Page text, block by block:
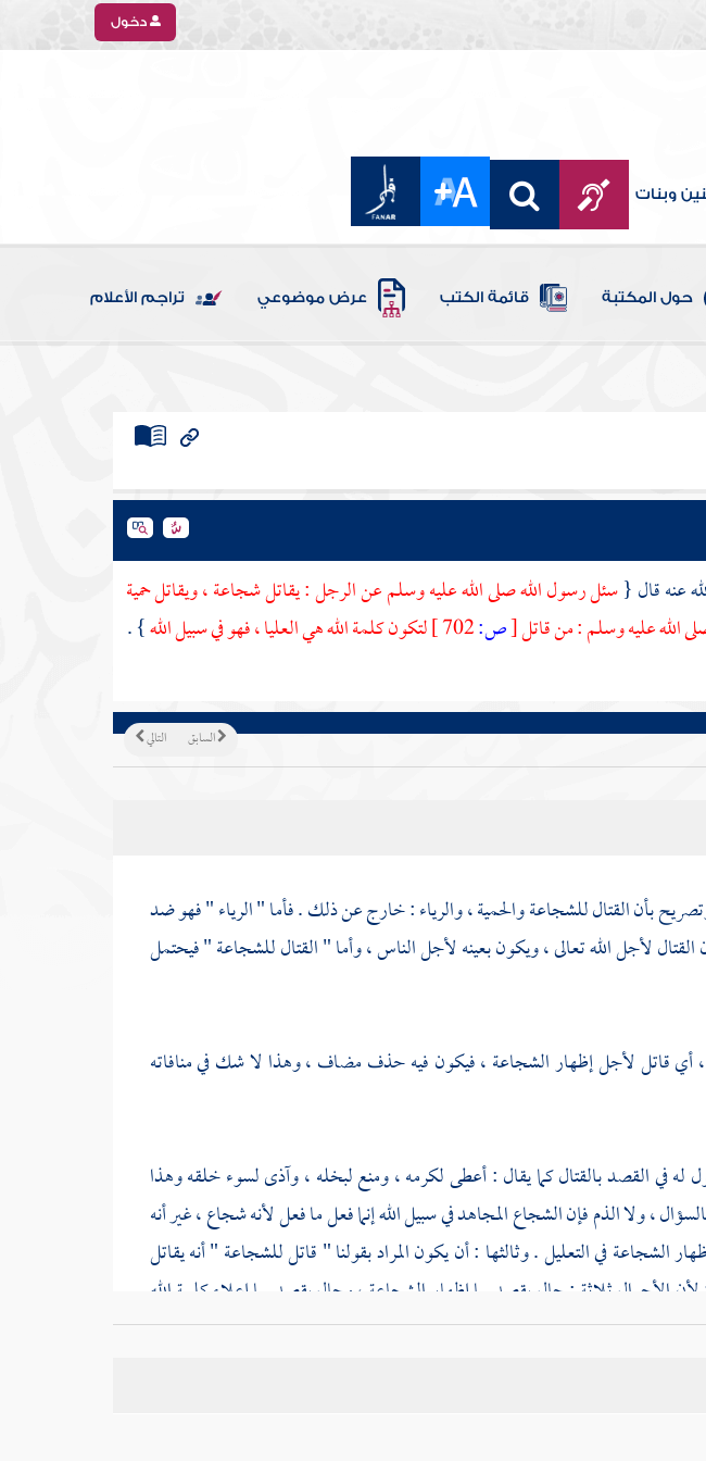
دخول
وبنات
حول المكتبة قائمة الكتب عرض موضوعي تراجم الأعلام
عنه قال {سئل رسول الله صلى الله عليه وسلم عن الرجل : يقاتل شجاعة ، ويقاتل حمية
الله عليه وسلم : من قاتل[ص: لتكون كلمة الله هي العليا ، فهو في سبيل الله} .
التالي السابق
بأن القتال للشجاعة والحمية ، والرياء : خارج عن ذلك . فأما " الرياء " فهو ضد
لأجل الله تعالى ، ويكون بعينه لأجل الناس ، وأما " القتال للشجاعة " فيحتمل
، أي قاتل لأجل إظهار الشجاعة ، فيكون فيه حذف مضاف ، وهذا لا شك في منافاته
له في القصد بالقتال كما يقال : أعطى لكرمه ، ومنع لبخله ، وآذى لسوء خلقه وهذا
، ولا الذم فإن الشجاع المجاهد في سبيل الله إنما فعل ما فعل لأنه شجاع ، غير أنه
في التعليل . وثالثها : أن يكون المراد بقولنا " قاتل للشجاعة " أنه يقاتل
الأحوال ثلاثة : حال يقصد بها إظهار الشجاعة ، وحال يقصد بها إعلاء كلمة الله
إعلاء كلمة الله تعالى ، ولا إظهار الشجاعة عنه ، وهذا يمكن فإن الشجاع الذي تدهمه
لطبيعته ، وقد لا يستحضر أحد الأمرين ، أعني أنه لغير الله تعالى ، أو لإعلاء كلمة
قصد يفرض .